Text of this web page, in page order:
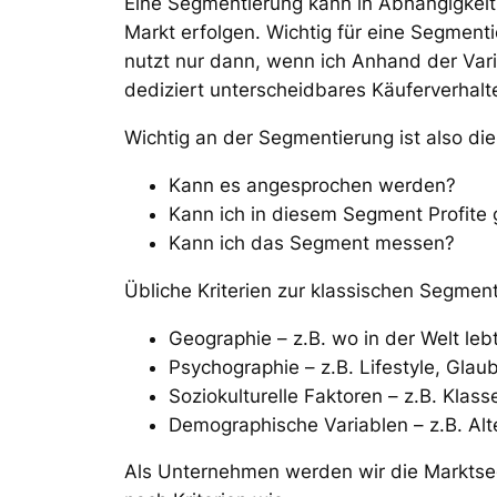
Markt erfolgen. Wichtig für eine
nutzt nur dann, wenn ich Anhand der
dediziert unterscheidbares
Wichtig an der Segmentierung ist also
Kann es angesprochen werden?
Kann ich in diesem Segment Profite
Kann ich das Segment messen?
Übliche Kriterien zur klassischen
Geographie – z.B. wo in der Welt
Psychographie – z.B. Lifestyle,
Soziokulturelle Faktoren – z.B.
Demographische Variablen – z.B.
Als Unternehmen werden wir die